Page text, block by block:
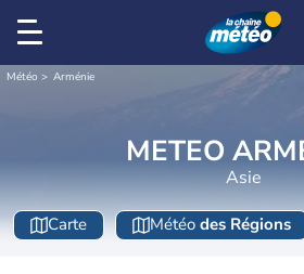
Météo Arménie
METEO
Asie
Carte Météo des Régions